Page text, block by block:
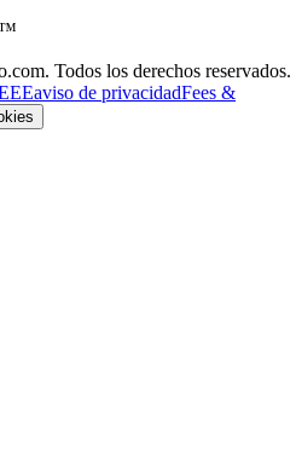
Todos los derechos reservados.
aviso de privacidadFees &